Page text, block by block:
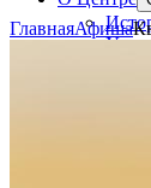
ГлавнаяАфиша